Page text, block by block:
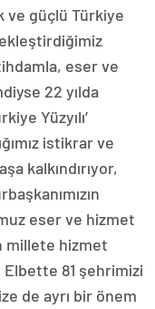
ve güçlü Türkiye
eser ve
22 yılda
Yüzyılı’
istikrar ve
kalkındırıyor,
eser ve hizmet
millete hizmet
Elbette 81 şehrimizi
de ayrı bir önem